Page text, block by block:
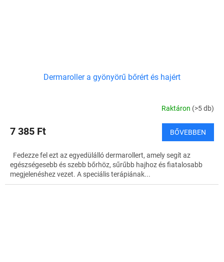
Dermaroller a gyönyörű bőrért és hajért
Raktáron (>5 db)
7 385 Ft BŐVEBBEN
Fedezze fel ezt az egyedülálló dermarollert, amely segít az
egészségesebb és szebb bőrhöz, sűrűbb hajhoz és fiatalosabb
megjelenéshez vezet. A speciális terápiának...